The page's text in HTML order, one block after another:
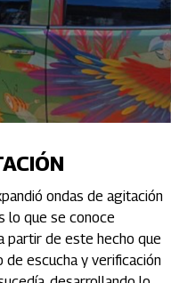
ondas de agitación
lo que se conoce
partir de este hecho que
escucha y verificación